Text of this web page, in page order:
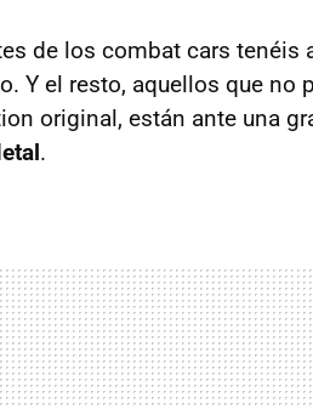
de los combat cars tenéis
Y el resto, aquellos que no
original, están ante una
.